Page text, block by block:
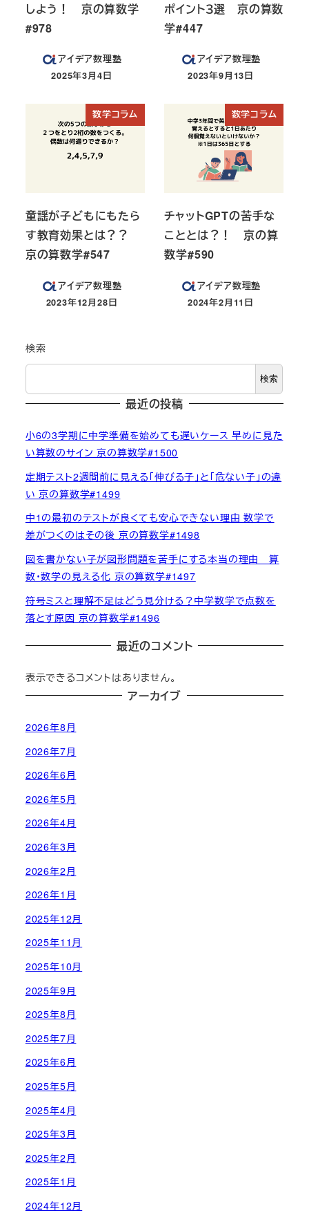
しよう！ 京の算数学
#978
アイデア数理塾
投稿日
2025年3月4日
ポイント３選 京の算数
学#447
アイデア数理塾
投稿日
2023年9月13日
数学コラム
童謡が子どもにもたら
す教育効果とは？？
京の算数学#547
アイデア数理塾
投稿日
2023年12月28日
数学コラム
チャットGPTの苦手な
こととは？！ 京の算
数学#590
アイデア数理塾
投稿日
2024年2月11日
検索
検索
最近の投稿
小6の3学期に中学準備を始めても遅いケース 早めに見た
い算数のサイン 京の算数学#1500
定期テスト2週間前に見える「伸びる子」と「危ない子」の違
い 京の算数学#1499
中1の最初のテストが良くても安心できない理由 数学で
差がつくのはその後 京の算数学#1498
図を書かない子が図形問題を苦手にする本当の理由 算
数・数学の見える化 京の算数学#1497
符号ミスと理解不足はどう見分ける？中学数学で点数を
落とす原因 京の算数学#1496
最近のコメント
表示できるコメントはありません。
アーカイブ
2026年8月
2026年7月
2026年6月
2026年5月
2026年4月
2026年3月
2026年2月
2026年1月
2025年12月
2025年11月
2025年10月
2025年9月
2025年8月
2025年7月
2025年6月
2025年5月
2025年4月
2025年3月
2025年2月
2025年1月
2024年12月